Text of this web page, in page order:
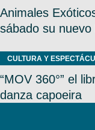
Animales
sábado su nuevo
CULTURA Y
“MOV 360°” el
danza capoeira